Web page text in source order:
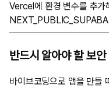
Vercel에 환경 변수를 추가
반드시 알아야 할 보안
바이브코딩으로 앱을 만들